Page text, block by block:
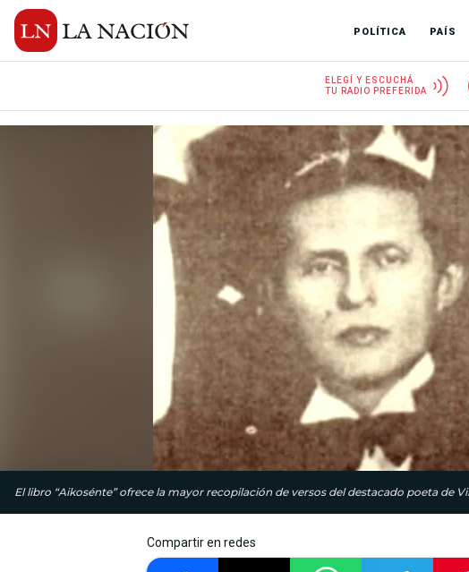
POLÍTICA PAÍS
ELEGÍ Y ESCUCHÁ
TU RADIO PREFERIDA
El libro “Aikosénte” ofrece la mayor recopilación de versos del destacado poeta de
Compartir en redes